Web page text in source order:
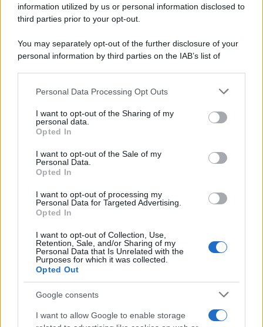
information utilized by us or personal information disclosed to
third parties prior to your opt-out.
You may separately opt-out of the further disclosure of your
personal information by third parties on the IAB’s list of
This information may also be disclosed by us to third parties
disclose it to other third parties.
Please note that this website/app uses one or more Google
services and may gather and store information including but
not limited to your visit or usage behaviour. You may click to
grant or deny consent to Google and its third-party tags to
consent section.
Personal Data Processing Opt Outs
I want to opt-out of the Sharing of my
personal data.
Opted In
I want to opt-out of the Sale of my
Personal Data.
Opted In
I want to opt-out of processing my
Personal Data for Targeted Advertising.
Opted In
I want to opt-out of Collection, Use,
Retention, Sale, and/or Sharing of my
Personal Data that Is Unrelated with the
Purposes for which it was collected.
Opted Out
Google consents
I want to allow Google to enable storage
Cineverse Magazine
SecondHomeMagazine
Investieren24
News Hub UK
Olanda
Investeren 24
NL Newz